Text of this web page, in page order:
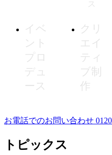
ス
イベ
ント
プロ
デュ
ース
クリ
エイ
ティ
ブ制
作
お電話でのお問い合わせ
トピックス